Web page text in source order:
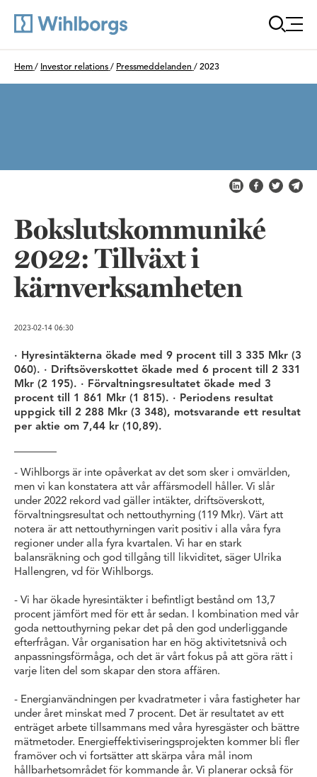
Du är här:
Hem / Investor relations / Pressmeddelanden / 2023
Dela på LinkedIn
Dela påDela på
Bokslutskommuniké
2022: Tillväxt i
kärnverksamheten
2023-02-14 06:30
· Hyresintäkterna ökade med 9 procent till 3 335 Mkr (3
060). · Driftsöverskottet ökade med 6 procent till 2 331
Mkr (2 195). · Förvaltningsresultatet ökade med 3
procent till 1 861 Mkr (1 815). · Periodens resultat
uppgick till 2 288 Mkr (3 348), motsvarande ett resultat
per aktie om 7,44 kr (10,89).
- Wihlborgs är inte opåverkat av det som sker i omvärlden,
men vi kan konstatera att vår affärsmodell håller. Vi slår
under 2022 rekord vad gäller intäkter, driftsöverskott,
förvaltningsresultat och nettouthyrning (119 Mkr). Värt att
notera är att nettouthyrningen varit positiv i alla våra fyra
regioner under alla fyra kvartalen. Vi har en stark
balansräkning och god tillgång till likviditet, säger Ulrika
Hallengren, vd för Wihlborgs.
- Vi har ökade hyresintäkter i befintligt bestånd om 13,7
procent jämfört med för ett år sedan. I kombination med vår
goda nettouthyrning pekar det på den god underliggande
efterfrågan. Vår organisation har en hög aktivitetsnivå och
anpassningsförmåga, och det är vårt fokus på att göra rätt i
varje liten del som skapar den stora affären.
- Energianvändningen per kvadratmeter i våra fastigheter har
under året minskat med 7 procent. Det är resultatet av ett
enträget arbete tillsammans med våra hyresgäster och bättre
mätmetoder. Energieffektiviseringsprojekten kommer bli fler
framöver och vi fortsätter att skärpa våra mål inom
hållbarhetsområdet för kommande år. Vi planerar också för